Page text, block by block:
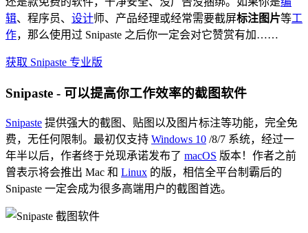
辑、程序员、 设计师、产品经理或经常需要截屏标注图片等工
作，那么使用过 Snipaste 之后你一定会对它赞赏有加……
获取 Snipaste 专业版
Snipaste - 可以提高你工作效率的截图软件
Snipaste 提供强大的截图、贴图以及图片标注等功能，完全免
费，无任何限制。最初仅支持 Windows 10 /8/7 系统，经过一
年半以后，作者终于兑现承诺发布了 macOS 版本！作者之前
曾表示将会推出 Mac 和 Linux 的版，相信全平台制霸后的
Snipaste 一定会成为很多高端用户的截图首选。